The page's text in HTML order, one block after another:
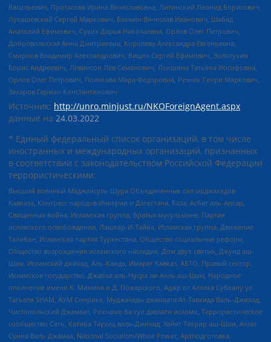
Васильевич, Протасова Ирина Вячеславовна, Литинский Леонид Борисович,
Лукашевский Сергей Маркович, Бахмин Вячеслав Иванович, Шабад
Анатолий Ефимович, Сухих Дарья Николаевна, Орлов Олег Петрович,
Добровольская Анна Дмитриевна, Королева Александра Евгеньевна,
Смирнов Владимир Александрович, Вицин Сергей Ефимович, Золотухин
Борис Андреевич, Левинсон Лев Семенович, Локшина Татьяна Иосифовна,
Орлов Олег Петрович, Полякова Мара Федоровна, Резник Генри Маркович,
Захаров Герман Константинович
Источник: http://unro.minjust.ru/NKOForeignAgent.aspx
данные на 24.03.2022
* Единый федеральный список организаций, в том числе
иностранных и международных организаций, признанных
в соответствии с законодательством Российской Федерации
террористическими:
Высший военный Маджлисуль Шура Объединенных сил моджахедов
Кавказа, Конгресс народов Ичкерии и Дагестана, База, Асбат аль-Ансар,
Священная война, Исламская группа, Братья-мусульмане, Партия
исламского освобождения, Лашкар-И-Тайба, Исламская группа, Движение
Талибан, Исламская партия Туркестана, Общество социальных реформ,
Общество возрождения исламского наследия, Дом двух святых, Джунд аш-
Шам, Исламский джихад, Аль-Каида, Имарат Кавказ, АБТО, Правый сектор,
Исламское государство, Джабха аль-Нусра ли-Ахль аш-Шам, Народное
ополчение имени К. Минина и Д. Пожарского, Аджр от Аллаха Субхану уа
Тагьаля SHAM, АУМ Синрике, Муджахеды джамаата Ат-Тавхида Валь-Джихад,
Чистопольский Джамаат, Рохнамо ба суи давлати исломи, Террористическое
сообщество Сеть, Катиба Таухид валь-Джихад, Хайят Тахрир аш-Шам, Ахлю
Сунна Валь Джамаа, National Socialism/White Power, Артподготовка,